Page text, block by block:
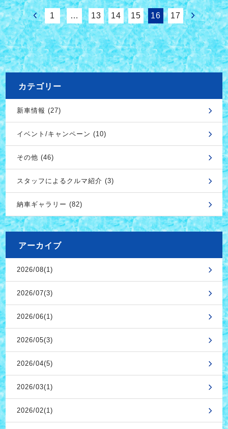
1 … 13 14 15 16 17
カテゴリー
新車情報 (27)
イベント/キャンペーン (10)
その他 (46)
スタッフによるクルマ紹介 (3)
納車ギャラリー (82)
アーカイブ
2026/08(1)
2026/07(3)
2026/06(1)
2026/05(3)
2026/04(5)
2026/03(1)
2026/02(1)